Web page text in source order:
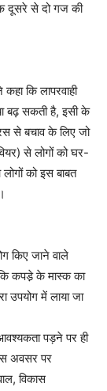
दूसरे से दो गज की
कि लापरवाही
बढ़ सकती है, इसी के
से बचाव के लिए जो
से लोगों को घर-
को इस बाबत
किए जाने वाले
कपडे़ के मास्क का
उपयोग में लाया जा
पड़ने पर ही
अवसर पर
विकास